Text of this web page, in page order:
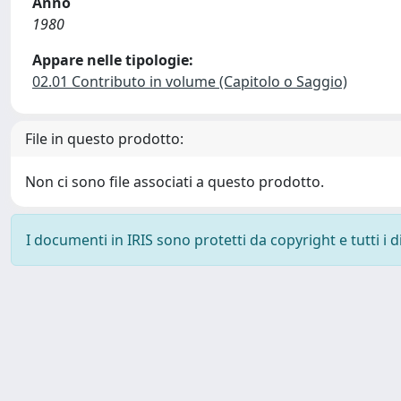
1980
Appare nelle tipologie:
02.01 Contributo in volume (Capitolo o Saggio)
File in questo prodotto:
Non ci sono file associati a questo prodotto.
I documenti in IRIS sono protetti da copyright e tutti i